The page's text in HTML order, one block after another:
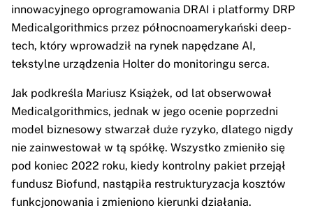
innowacyjnego oprogramowania DRAI i platformy DRP
Medicalgorithmics przez północnoamerykański deep-
tech, który wprowadził na rynek napędzane AI,
tekstylne urządzenia Holter do monitoringu serca.
Jak podkreśla Mariusz Książek, od lat obserwował
Medicalgorithmics, jednak w jego ocenie poprzedni
model biznesowy stwarzał duże ryzyko, dlatego nigdy
nie zainwestował w tą spółkę. Wszystko zmieniło się
pod koniec 2022 roku, kiedy kontrolny pakiet przejął
fundusz Biofund, nastąpiła restrukturyzacja kosztów
funkcjonowania i zmieniono kierunki działania.